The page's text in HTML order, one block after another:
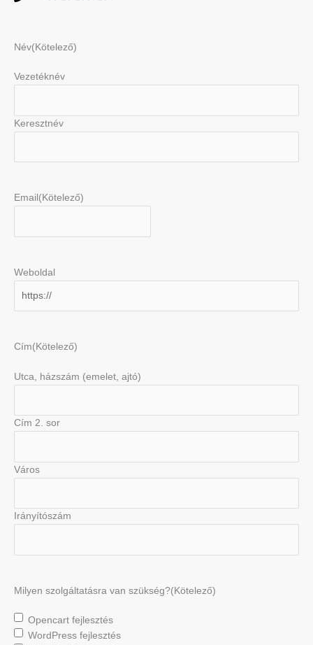
Név(Kötelező)
Vezetéknév
Keresztnév
Email (Kötelező)
Weboldal
Cím(Kötelező)
Utca, házszám (emelet, ajtó)
Cím 2. sor
Város
Irányítószám
Milyen szolgáltatásra van szükség?(Kötelező)
Opencart fejlesztés
WordPress fejlesztés